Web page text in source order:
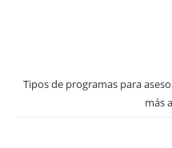
Tipos de programas para
más